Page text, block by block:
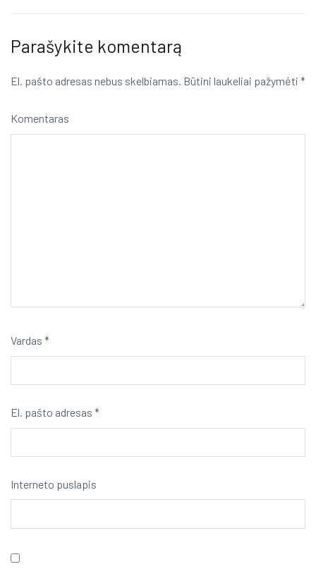
įrašų
Parašykite komentarą
El. pašto adresas nebus skelbiamas. Būtini laukeliai pažymėti *
Komentaras
Vardas *
El. pašto adresas *
Interneto puslapis